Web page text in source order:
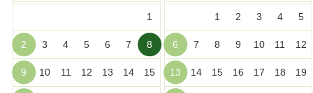
1
2 3 4 5 6 7 8
9 10 11 12 13 14 15
1 2 3 4 5
6 7 8 9 10 11 12
13 14 15 16 17 18 19